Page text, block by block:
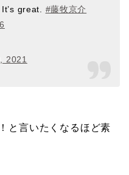
great. #藤牧京介
2021
と言いたくなるほど素